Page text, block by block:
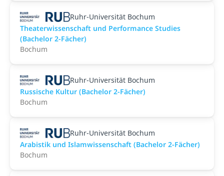
Ruhr-Universität Bochum
Theaterwissenschaft und Performance Studies
(Bachelor 2-Fächer)
Bochum
Ruhr-Universität Bochum
Russische Kultur (Bachelor 2-Fächer)
Bochum
Ruhr-Universität Bochum
Arabistik und Islamwissenschaft (Bachelor 2-Fächer)
Bochum